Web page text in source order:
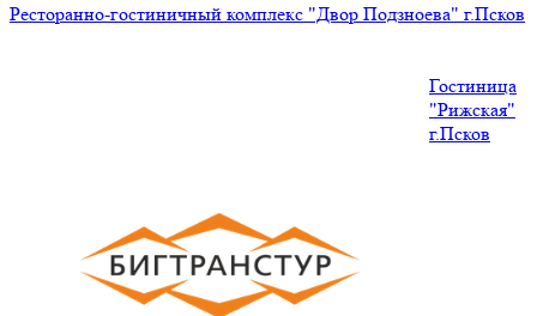
Ресторанно-гостиничный комплекс "Двор Подзноева" г.Псков
Гостиница
"Рижская"
г.Псков